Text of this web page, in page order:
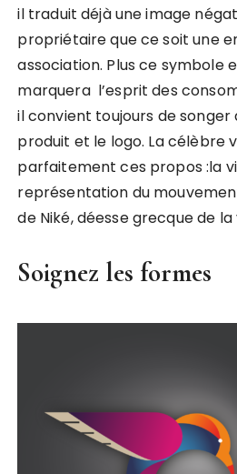
il traduit déjà une image
propriétaire que ce soit une
association. Plus ce symbole
marquera l’esprit des
il convient toujours de songer
produit et le logo. La célèbre
parfaitement ces propos :la
représentation du
de Niké, déesse grecque de
Soignez les formes